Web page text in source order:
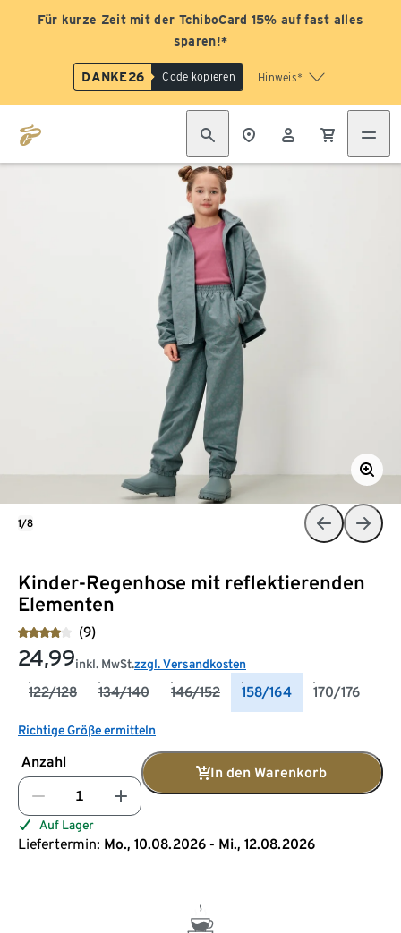
Für kurze Zeit mit der TchiboCard 15% auf fast alles
sparen!*
DANKE26 Code kopieren Hinweis*
Kinder-Regenhose mit reflektierenden
Elementen
(9)
24,99inkl. MwSt.zzgl. Versandkosten
122/128 134/140 146/152 158/164 170/176
Richtige Größe ermitteln
Anzahl
In den Warenkorb
Auf Lager
Liefertermin: Mo., 10.08.2026 - Mi., 12.08.2026
1/8